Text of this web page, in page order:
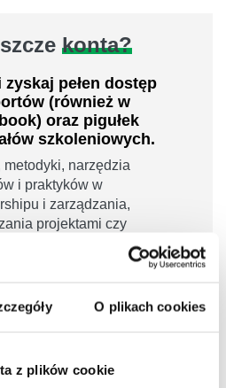
O plikach cookies
z plików cookie
konta?
pełen dostęp
(również w
oraz pigułek
szkoleniowych.
narzędzia
i praktyków w
i zarządzania,
projektami czy